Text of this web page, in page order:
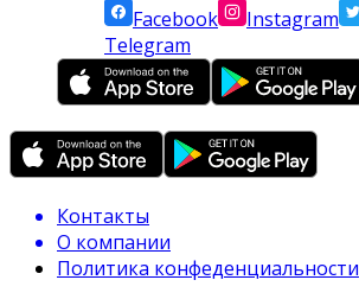
Facebook
Instagram
Telegram
Контакты
О компании
Политика конфеденциальности